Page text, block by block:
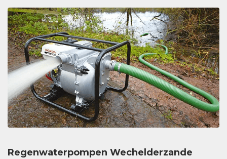
Regenwaterpompen Wechelderzande